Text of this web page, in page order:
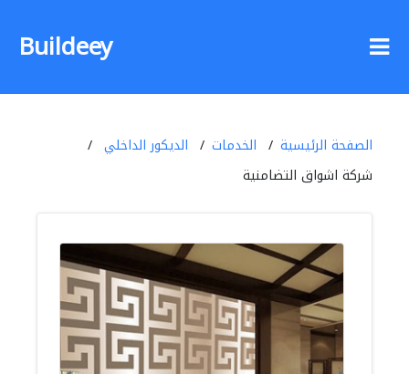
Buildeey
الصفحة الرئيسية الخدمات
الديكور الداخلي
شركة اشواق التضامنية